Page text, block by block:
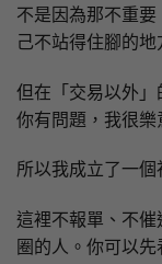
不是因為那不重
己不站得住腳的地
但在「交易以外
你有問題，我很樂
所以我成立了一個
這裡不報單、不
圈的人。你可以